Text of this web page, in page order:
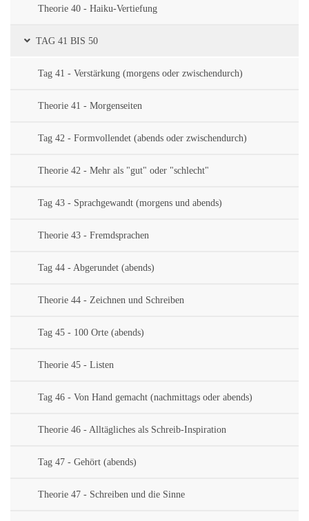
Theorie 40 - Haiku-Vertiefung
TAG 41 BIS 50
Tag 41 - Verstärkung (morgens oder zwischendurch)
Theorie 41 - Morgenseiten
Tag 42 - Formvollendet (abends oder zwischendurch)
Theorie 42 - Mehr als "gut" oder "schlecht"
Tag 43 - Sprachgewandt (morgens und abends)
Theorie 43 - Fremdsprachen
Tag 44 - Abgerundet (abends)
Theorie 44 - Zeichnen und Schreiben
Tag 45 - 100 Orte (abends)
Theorie 45 - Listen
Tag 46 - Von Hand gemacht (nachmittags oder abends)
Theorie 46 - Alltägliches als Schreib-Inspiration
Tag 47 - Gehört (abends)
Theorie 47 - Schreiben und die Sinne